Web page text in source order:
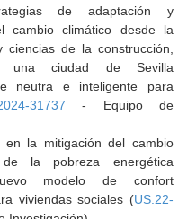
de adaptación y
cambio climático desde la
ciencias de la construcción,
una ciudad de Sevilla
neutra e inteligente para
31737 - Equipo de
en la mitigación del cambio
la pobreza energética
modelo de confort
viviendas sociales (US.22-